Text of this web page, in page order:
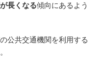
長くなる傾向にあるよう
公共交通機関を利用する